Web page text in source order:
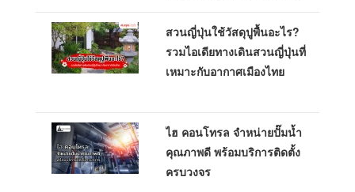
สวนญี่ปุ่นใช้วัสดุปูพื้นอะไร?
รวมไอเดียทางเดินสวนญี่ปุ่นที่
เหมาะกับอากาศเมืองไทย
ไฮ คอนโทรล จำหน่ายปั๊มน้ำ
คุณภาพดี พร้อมบริการติดตั้ง
ครบวงจร